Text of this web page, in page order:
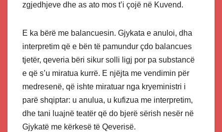
zgjedhjeve dhe as ato mos t’i çojë në Kuvend.
E ka bërë me balancuesin. Gjykata e anuloi, dha
interpretim që e bën të pamundur çdo balancues
tjetër, qeveria bëri sikur solli ligj por pa substancë
e që s’u miratua kurrë. E njëjta me vendimin për
medresenë, që ishte miratuar nga kryeministri i
parë shqiptar: u anulua, u kufizua me interpretim,
dhe tani luajnë teatër që do bjerë sërish nesër në
Gjykatë me kërkesë të Qeverisë.